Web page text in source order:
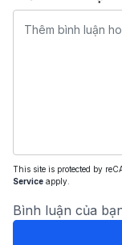
This site is protected by
Service apply.
Bình luận của